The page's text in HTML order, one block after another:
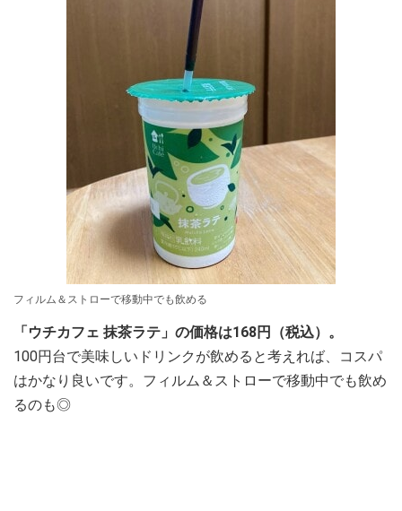
フィルム＆ストローで移動中でも飲める
「ウチカフェ 抹茶ラテ」の価格は168円（税込）。
100円台で美味しいドリンクが飲めると考えれば、コスパ
はかなり良いです。フィルム＆ストローで移動中でも飲め
るのも◎